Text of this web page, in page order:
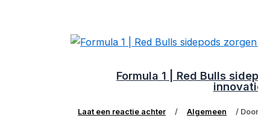
Formula 1 | Red Bulls
Laat een reactie achter / Algemeen / Door